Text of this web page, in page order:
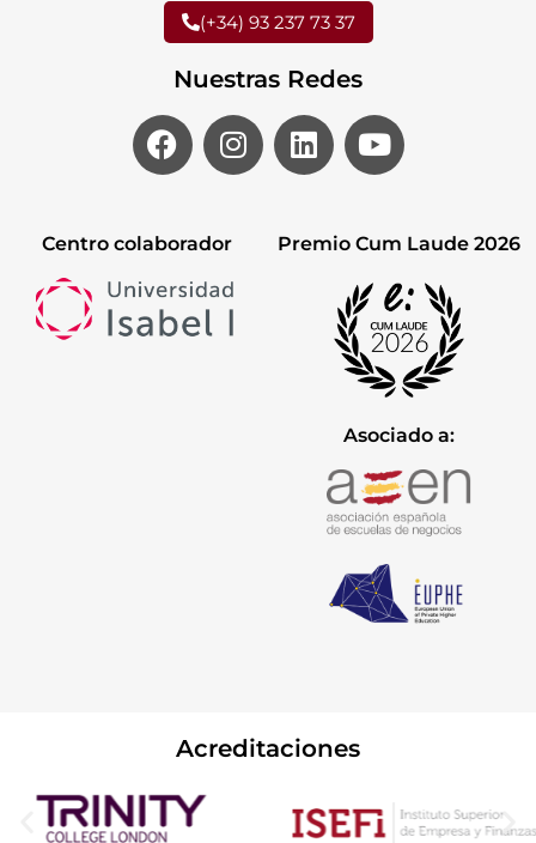
(+34) 93 237 73 37
Nuestras Redes
Centro colaborador Premio Cum Laude 2026
Asociado a:
Acreditaciones